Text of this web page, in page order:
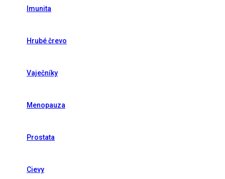
Imunita
Hrubé črevo
Vaječníky
Menopauza
Prostata
Cievy